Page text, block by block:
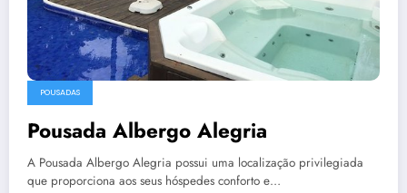
POUSADAS
Pousada Albergo Alegria
A Pousada Albergo Alegria possui uma localização privilegiada
que proporciona aos seus hóspedes conforto e…